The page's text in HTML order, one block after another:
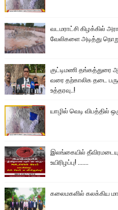
வடமராட்சி கிழக்கில்
வேலிகளை அடித்து
குட்டிமணி தங்கத்துரை
வரை தற்காலிக தடை
உத்தரவு..!
யாழில் வெடி விபத்தில்
இலங்கையில்
உயிரிழப்பு! .......
கலைமகளில் கலக்கிய